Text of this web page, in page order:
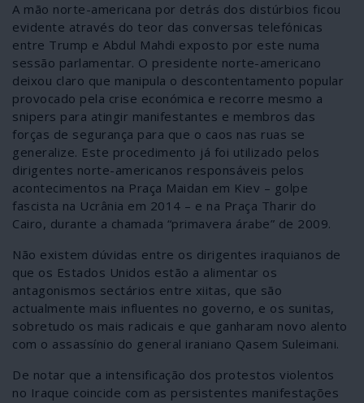
A mão norte-americana por detrás dos distúrbios ficou
evidente através do teor das conversas telefónicas
entre Trump e Abdul Mahdi exposto por este numa
sessão parlamentar. O presidente norte-americano
deixou claro que manipula o descontentamento popular
provocado pela crise económica e recorre mesmo a
snipers para atingir manifestantes e membros das
forças de segurança para que o caos nas ruas se
generalize. Este procedimento já foi utilizado pelos
dirigentes norte-americanos responsáveis pelos
acontecimentos na Praça Maidan em Kiev – golpe
fascista na Ucrânia em 2014 – e na Praça Tharir do
Cairo, durante a chamada “primavera árabe” de 2009.
Não existem dúvidas entre os dirigentes iraquianos de
que os Estados Unidos estão a alimentar os
antagonismos sectários entre xiitas, que são
actualmente mais influentes no governo, e os sunitas,
sobretudo os mais radicais e que ganharam novo alento
com o assassínio do general iraniano Qasem Suleimani.
De notar que a intensificação dos protestos violentos
no Iraque coincide com as persistentes manifestações